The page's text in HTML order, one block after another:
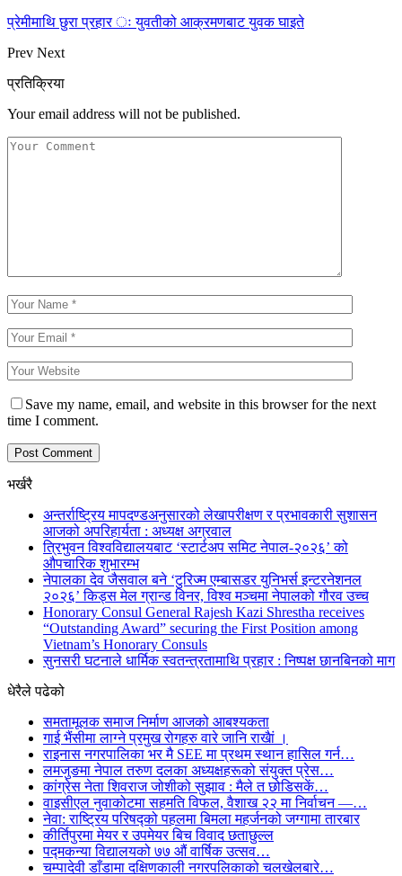
प्रेमीमाथि छुरा प्रहार ः युवतीको आक्रमणबाट युवक घाइते
Prev Next
प्रतिक्रिया
Your email address will not be published.
Save my name, email, and website in this browser for the next
time I comment.
भर्खरै
अन्तर्राष्ट्रिय मापदण्डअनुसारको लेखापरीक्षण र प्रभावकारी सुशासन
आजको अपरिहार्यता : अध्यक्ष अग्रवाल
त्रिभुवन विश्वविद्यालयबाट ‘स्टार्टअप समिट नेपाल-२०२६’ को
औपचारिक शुभारम्भ
नेपालका देव जैसवाल बने ‘टुरिज्म एम्बासडर युनिभर्स इन्टरनेशनल
२०२६’ किड्स मेल ग्रान्ड विनर, विश्व मञ्चमा नेपालको गौरव उच्च
Honorary Consul General Rajesh Kazi Shrestha receives
“Outstanding Award” securing the First Position among
Vietnam’s Honorary Consuls
सुनसरी घटनाले धार्मिक स्वतन्त्रतामाथि प्रहार : निष्पक्ष छानबिनको माग
धेरैले पढेको
समतामूलक समाज निर्माण आजको आबश्यकता
गाई भैंसीमा लाग्ने प्रमुख रोगहरु वारे जानि राखैां ।
राइनास नगरपालिका भर मै SEE मा प्रथम स्थान हासिल गर्न…
लमजुङमा नेपाल तरुण दलका अध्यक्षहरूको संयुक्त प्रेस…
कांग्रेस नेता शिवराज जोशीको सुझाव : मैले त छोडिसकें…
वाइसीएल नुवाकोटमा सहमति विफल, वैशाख २२ मा निर्वाचन —…
नेवा: राष्ट्रिय परिषद्को पहलमा बिमला महर्जनको जग्गामा तारबार
कीर्तिपुरमा मेयर र उपमेयर बिच विवाद छताछुल्ल
पद्मकन्या विद्यालयको ७७ औं ‌‌वार्षिक ‌उत्सव…
चम्पादेवी डाँडामा दक्षिणकाली नगरपलिकाको चलखेलबारे…